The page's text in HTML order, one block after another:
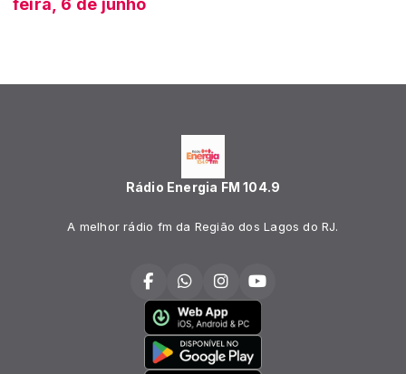
feira, 6 de junho
Rádio Energia FM 104.9
A melhor rádio fm da Região dos Lagos do RJ.